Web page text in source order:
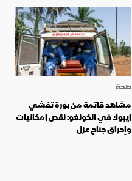
صحة
مشاهد قاتمة من بؤرة تفشي
إيبولا في الكونغو: نقص إمكانيات
وإحراق جناح عزل